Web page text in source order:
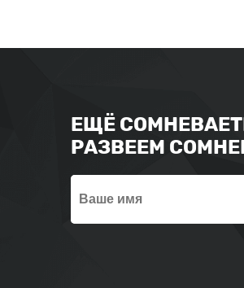
ЕЩЁ
РАЗВЕЕМ